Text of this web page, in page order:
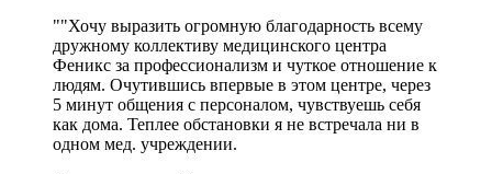
" Хочу выразить огромную благодарность всему
дружному коллективу медицинского центра
Феникс за профессионализм и чуткое отношение к
людям. Очутившись впервые в этом центре, через
5 минут общения с персоналом, чувствуешь себя
как дома. Теплее обстановки я не встречала ни в
одном мед. учреждении.